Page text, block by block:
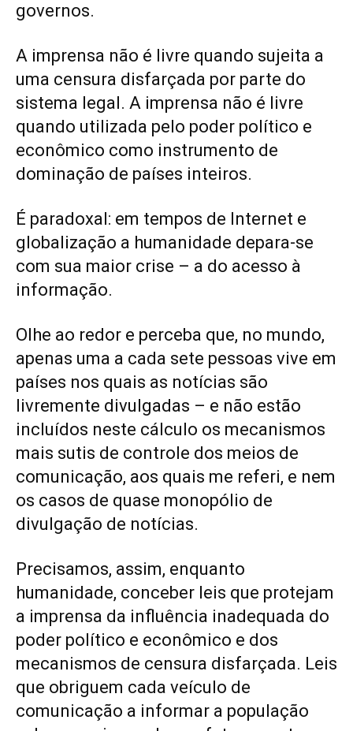
governos.
A imprensa não é livre quando sujeita a
uma censura disfarçada por parte do
sistema legal. A imprensa não é livre
quando utilizada pelo poder político e
econômico como instrumento de
dominação de países inteiros.
É paradoxal: em tempos de Internet e
globalização a humanidade depara-se
com sua maior crise – a do acesso à
informação.
Olhe ao redor e perceba que, no mundo,
apenas uma a cada sete pessoas vive em
países nos quais as notícias são
livremente divulgadas – e não estão
incluídos neste cálculo os mecanismos
mais sutis de controle dos meios de
comunicação, aos quais me referi, e nem
os casos de quase monopólio de
divulgação de notícias.
Precisamos, assim, enquanto
humanidade, conceber leis que protejam
a imprensa da influência inadequada do
poder político e econômico e dos
mecanismos de censura disfarçada. Leis
que obriguem cada veículo de
comunicação a informar a população